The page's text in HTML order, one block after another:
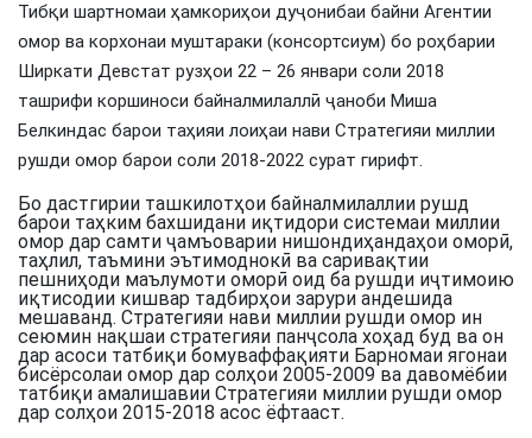
Тибқи шартномаи ҳамкориҳои дуҷонибаи байни Агентии
омор ва корхонаи муштараки (консортсиум) бо роҳбарии
Ширкати Девстат рузҳои 22 – 26 январи соли 2018
ташрифи коршиноси байналмилаллӣ ҷаноби Миша
Белкиндас барои таҳияи лоиҳаи нави Стратегияи миллии
рушди омор барои соли 2018-2022 сурат гирифт.
Бо дастгирии ташкилотҳои байналмилаллии рушд
барои таҳким бахшидани иқтидори системаи миллии
омор дар самти ҷамъоварии нишондиҳандаҳои оморӣ,
таҳлил, таъмини эътимоднокӣ ва саривақтии
пешниҳоди маълумоти оморӣ оид ба рушди иҷтимоию
иқтисодии кишвар тадбирҳои зарури андешида
мешаванд. Стратегияи нави миллии рушди омор ин
сеюмин нақшаи стратегияи панҷсола хоҳад буд ва он
дар асоси татбиқи бомуваффақияти Барномаи ягонаи
бисёрсолаи омор дар солҳои 2005-2009 ва давомёбии
татбиқи амалишавии Стратегияи миллии рушди омор
дар солҳои 2015-2018 асос ёфтааст.